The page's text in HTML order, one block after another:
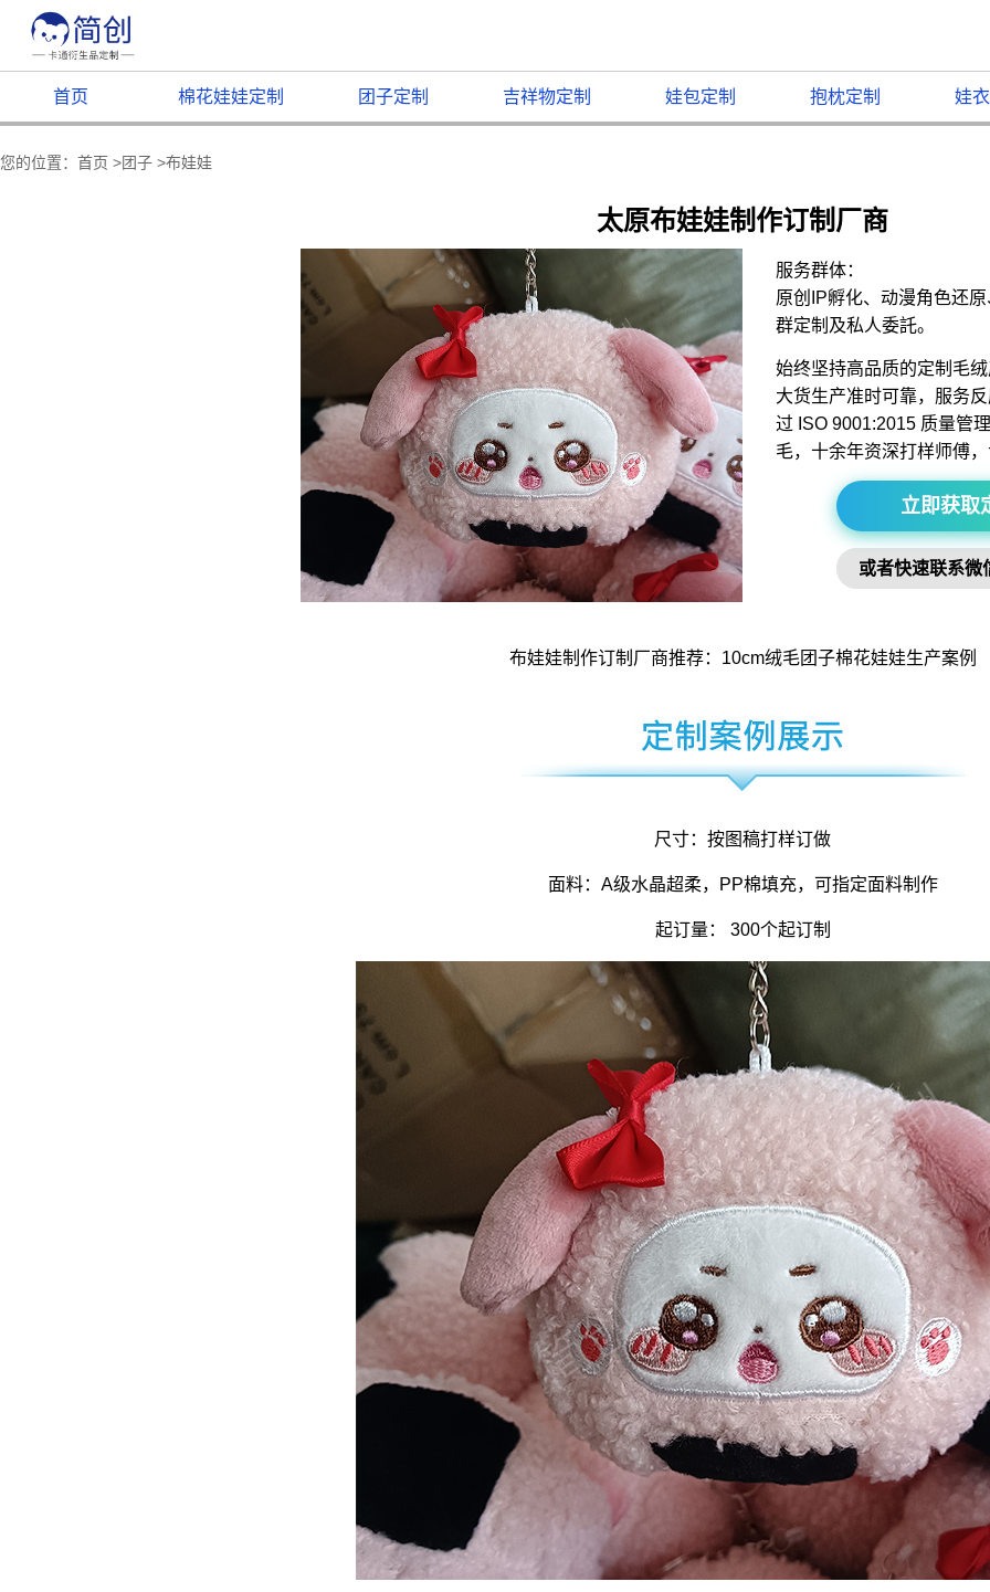
首页 棉花娃娃定制 团子定制 吉祥物定制 娃包定制 抱枕定制 娃
您的位置： 首页 >团子 >布娃娃
太原布娃娃制作订制厂商
服务群体：
原创IP孵化、动漫角色还
群定制及私人委託。
始终坚持高品质的定制毛
大货生产准时可靠，服务
过 ISO 9001:2015 质量管
毛，十余年资深打样师傅
立即获取
或者快速联系微
布娃娃制作订制厂商推荐：10cm绒毛团子棉花娃娃生产案例
尺寸：按图稿打样订做
面料：A级水晶超柔，PP棉填充，可指定面料制作
起订量： 300个起订制